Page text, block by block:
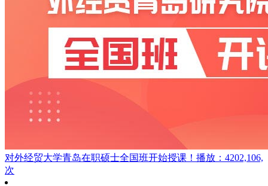
对外经贸大学青岛在职硕士全国班开始授课！ 播放：4202,106,
次